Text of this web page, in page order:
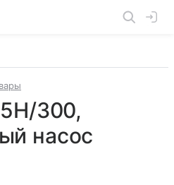
300,
насос